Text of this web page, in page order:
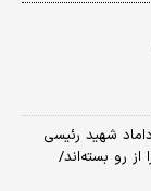
شهید رئیسی
رو بسته‌اند/